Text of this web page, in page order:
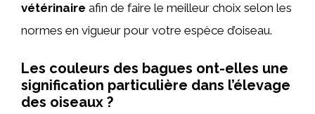
vétérinaire afin de faire le meilleur choix selon les
normes en vigueur pour votre espèce d’oiseau.
Les couleurs des bagues ont-elles une
signification particulière dans l’élevage
des oiseaux ?